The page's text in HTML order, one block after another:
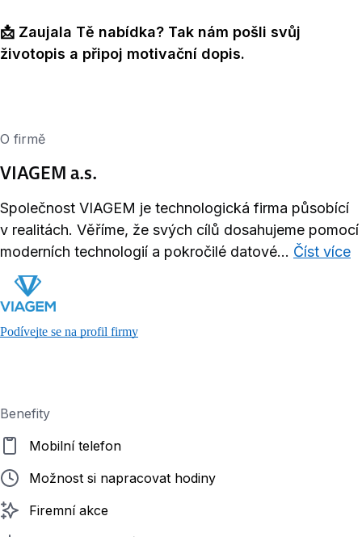
📩 Zaujala Tě nabídka? Tak nám pošli svůj
životopis a připoj motivační dopis.
O firmě
VIAGEM a.s.
Společnost VIAGEM je technologická firma působící
v realitách. Věříme, že svých cílů dosahujeme pomocí
moderních technologií a pokročilé datové... Číst více
Podívejte se na profil firmy
Benefity
Mobilní telefon
Možnost si napracovat hodiny
Firemní akce